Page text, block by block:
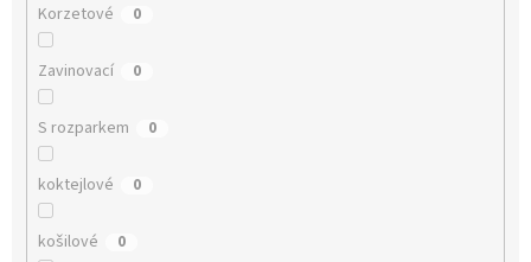
Korzetové 0
Zavinovací 0
S rozparkem 0
koktejlové 0
košilové 0